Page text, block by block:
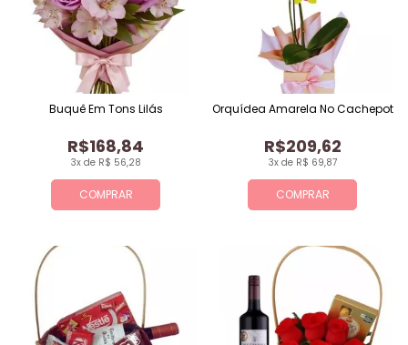
COMPRAR
3x de R$ 56,28
R$168,84
Buquê Em Tons Lilás
COMPRAR
3x de R$ 69,87
R$209,62
Orquídea Amarela No Cachepot